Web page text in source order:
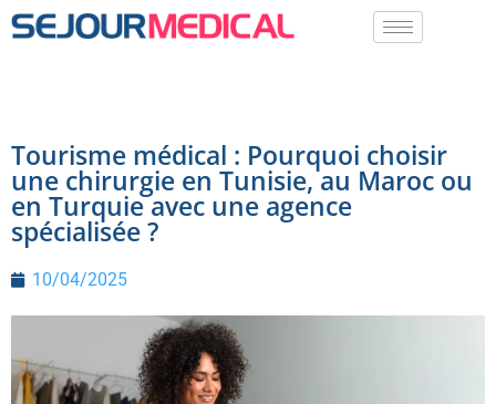
Tourisme médical : Pourquoi choisir
une chirurgie en Tunisie, au Maroc ou
en Turquie avec une agence
spécialisée ?
10/04/2025